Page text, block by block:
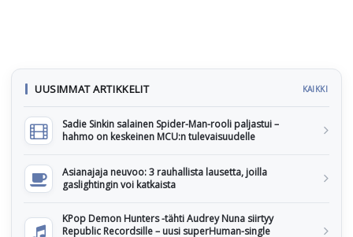
UUSIMMAT ARTIKKELIT KAIKKI
Sadie Sinkin salainen Spider-Man-rooli paljastui –
hahmo on keskeinen MCU:n tulevaisuudelle
Asianajaja neuvoo: 3 rauhallista lausetta, joilla
gaslightingin voi katkaista
KPop Demon Hunters -tähti Audrey Nuna siirtyy
Republic Recordsille – uusi superHuman-single